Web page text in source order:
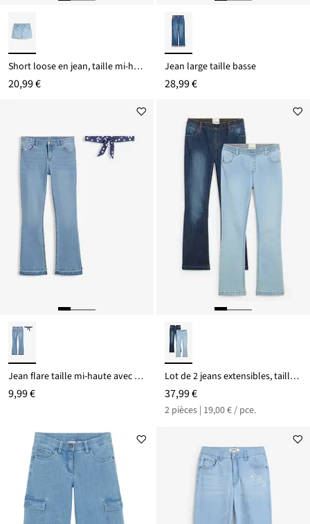
Short loose en jean, taille mi-haute
20,99 €
Jean large taille basse
28,99 €
Jean flare taille mi-haute avec ceinture à nouer (ens. 2 pces)
9,99 €
Lot de 2 jeans extensibles, taille mi-haute
37,99 €
2 pièces | 19,00 € / pce.